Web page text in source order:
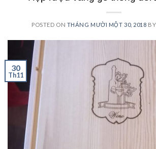
POSTED ON THÁNG MƯỜI MỘT 30, 2018 BY
30
Th11